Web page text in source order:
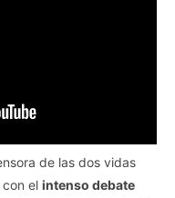
de las dos vidas
el intenso debate